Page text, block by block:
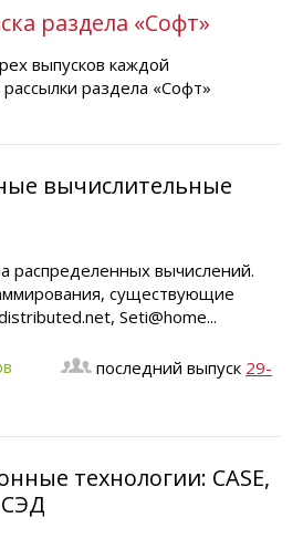
раздела «Софт»
выпусков каждой
раздела «Софт»
вычислительные
распределенных вычислений.
существующие
Seti@home...
последний выпуск 29-
технологии: CASE,
СЭД